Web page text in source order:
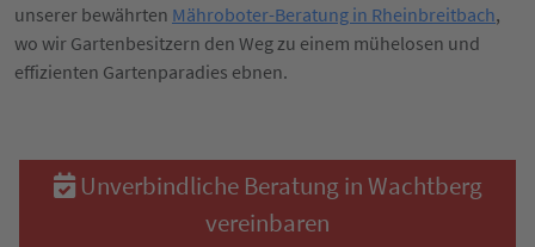
unserer bewährten Mähroboter-Beratung in Rheinbreitbach,
wo wir Gartenbesitzern den Weg zu einem mühelosen und
effizienten Gartenparadies ebnen.
Unverbindliche Beratung in Wachtberg
vereinbaren